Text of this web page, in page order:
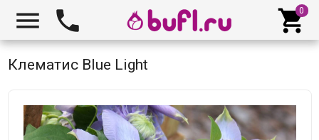
  
Клематис Blue Light